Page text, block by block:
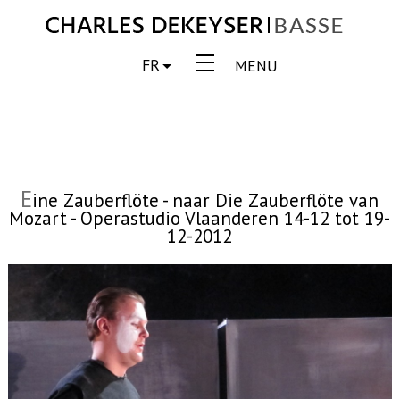
MENU
FR
Eine Zauberflöte - naar Die Zauberflöte van
Mozart - Operastudio Vlaanderen 14-12 tot 19-
12-2012